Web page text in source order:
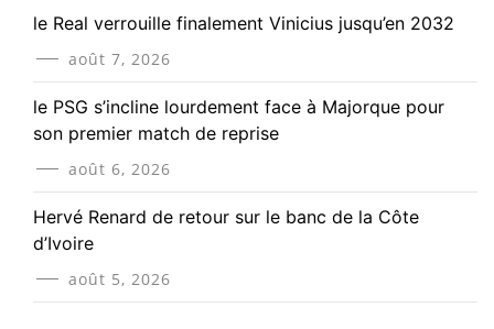
le Real verrouille finalement Vinicius jusqu’en 2032
août 7, 2026
le PSG s’incline lourdement face à Majorque pour
son premier match de reprise
août 6, 2026
Hervé Renard de retour sur le banc de la Côte
d’Ivoire
août 5, 2026